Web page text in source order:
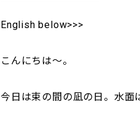
English below>>>
こんにちは～。
今日は束の間の凪の日。水面